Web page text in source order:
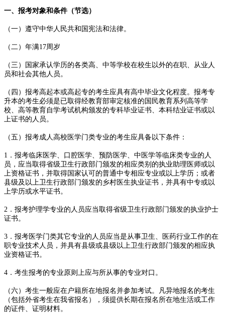
一、报考对象和条件（节选）
（一）遵守中华人民共和国宪法和法律。
（二）年满17周岁
（三）国家承认学历的各类高、中等学校在校生以外的在职、从业人
员和社会其他人员。
（四）报考高起本或高起专的考生应具有高中毕业文化程度。报考专
升本的考生必须是已取得经教育部审定核准的国民教育系列高等学
校、高等教育自学考试机构颁发的专科毕业证书、本科结业证书或以
上证书的人员。
（五）报考成人高校医学门类专业的考生应具备以下条件：
1．报考临床医学、口腔医学、预防医学、中医学等临床类专业的人
员，应当取得省级卫生行政部门颁发的相应类别的执业助理医师或以
上资格证书，并取得国家认可的普通中专相应专业或以上学历；或者
县级及以上卫生行政部门颁发的乡村医生执业证书，并具有中专或以
上学历或水平证书。
2．报考护理学专业的人员应当取得省级卫生行政部门颁发的执业护士
证书。
3．报考医学门类其它专业的人员应当是从事卫生、医药行业工作的在
职专业技术人员，并具有县级或县级以上卫生行政部门颁发的相应执
业资格证书。
4．考生报考的专业原则上应与所从事的专业对口。
（六）考生一般应在户籍所在地报名并参加考试。凡异地报名的考生
（包括外省考生在我省报名），须提供长期在报名所在地生活或工作
的证件、证明材料。